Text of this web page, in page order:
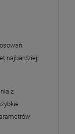
najbardziej
z